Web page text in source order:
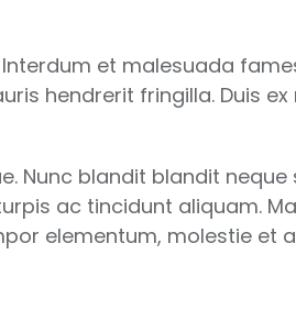
et malesuada
hendrerit fringilla. Duis ex
Nunc blandit blandit neque
ac tincidunt aliquam.
elementum, molestie et